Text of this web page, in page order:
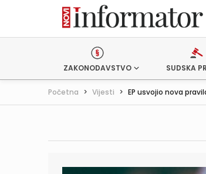
ZAKONODAVSTVO SUDSKA
Početna > Vijesti > EP usvojio nova